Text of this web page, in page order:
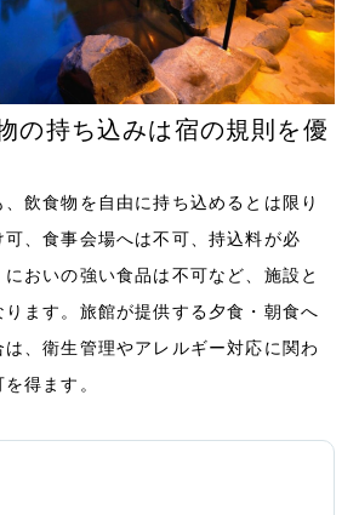
の持ち込みは宿の規則を優
飲食物を自由に持ち込めるとは限り
可、食事会場へは不可、持込料が必
おいの強い食品は不可など、施設と
ます。旅館が提供する夕食・朝食へ
、衛生管理やアレルギー対応に関わ
得ます。